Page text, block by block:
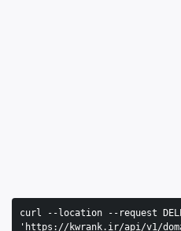
curl --location --request
'https://kwrank.ir/api/v1/